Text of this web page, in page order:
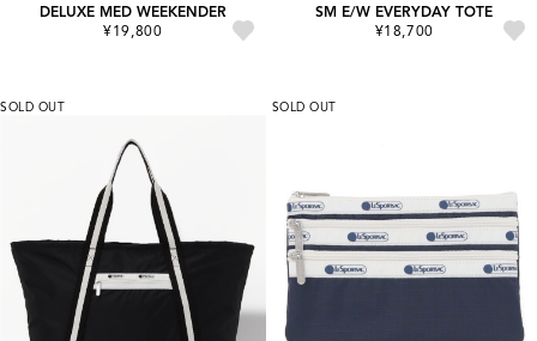
DELUXE MED WEEKENDER
¥19,800
SM E/W EVERYDAY TOTE
¥18,700
SOLD OUT SOLD OUT